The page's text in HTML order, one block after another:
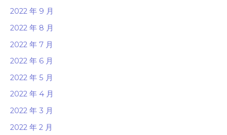
2022 年 9 月
2022 年 8 月
2022 年 7 月
2022 年 6 月
2022 年 5 月
2022 年 4 月
2022 年 3 月
2022 年 2 月